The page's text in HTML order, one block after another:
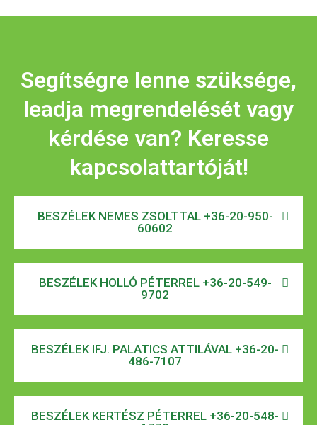
Segítségre lenne szüksége,
leadja megrendelését vagy
kérdése van? Keresse
kapcsolattartóját!
BESZÉLEK NEMES ZSOLTTAL +36-20-950-
60602
BESZÉLEK HOLLÓ PÉTERREL +36-20-549-
9702
BESZÉLEK IFJ. PALATICS ATTILÁVAL +36-20-
486-7107
BESZÉLEK KERTÉSZ PÉTERREL +36-20-548-